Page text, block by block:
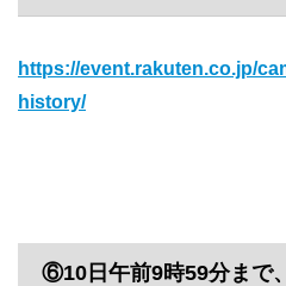
https://event.rakuten.co.jp/
history/
⑥10日午前9時59分まで